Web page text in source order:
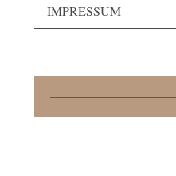
IMPRESSUM